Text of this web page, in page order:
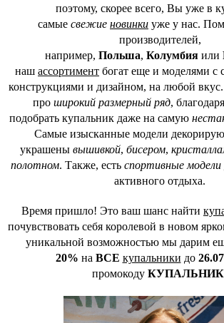
поэтому, скорее всего, Вы уже в
самые свежие новинки уже у нас.
производителей,
например, Польша, Колумбия или
наш ассортимент богат еще и моделями
конструкциями и дизайном, на любой вкус.
про широкий размерный ряд,
подобрать купальник даже на самую
Самые изысканные модели
украшены вышивкой, бисером,
полотном. Также, есть спортивные модели
активного отдыха.
Время пришло! Это ваш шанс найти
почувствовать себя королевой в новом
уникальной возможностью мы дарим
20% на ВСЕ купальники до
промокоду КУПАЛЬНИК